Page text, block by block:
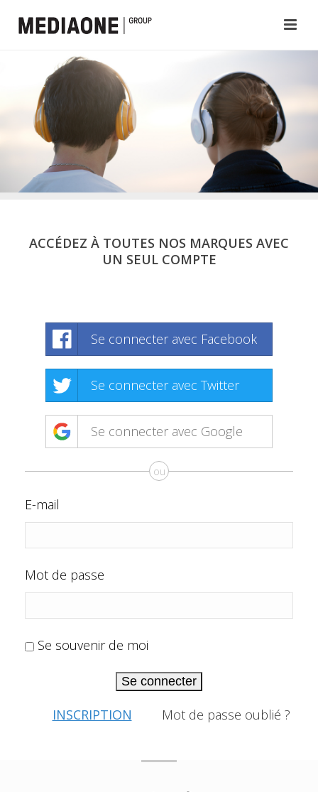
ACCÉDEZ À TOUTES NOS MARQUES AVEC
UN SEUL COMPTE
Se connecter avec Facebook
Se connecter avec Twitter
Se connecter avec Google
ou
E-mail
Mot de passe
Se souvenir de moi
Se connecter
INSCRIPTION Mot de passe oublié ?